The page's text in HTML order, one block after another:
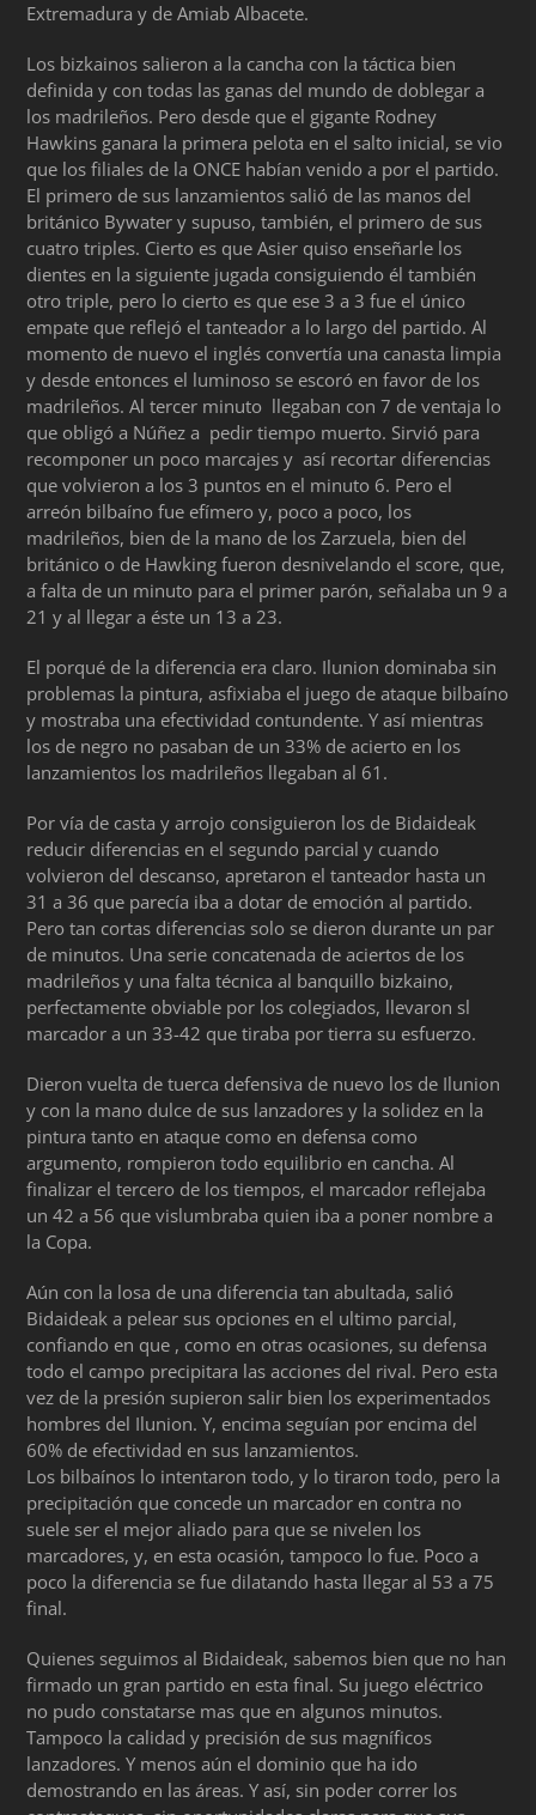
Extremadura y de Amiab Albacete.
Los bizkainos salieron a la cancha con la táctica bien
definida y con todas las ganas del mundo de doblegar a
los madrileños. Pero desde que el gigante Rodney
Hawkins ganara la primera pelota en el salto inicial, se vio
que los filiales de la ONCE habían venido a por el partido.
El primero de sus lanzamientos salió de las manos del
británico Bywater y supuso, también, el primero de sus
cuatro triples. Cierto es que Asier quiso enseñarle los
dientes en la siguiente jugada consiguiendo él también
otro triple, pero lo cierto es que ese 3 a 3 fue el único
empate que reflejó el tanteador a lo largo del partido. Al
momento de nuevo el inglés convertía una canasta limpia
y desde entonces el luminoso se escoró en favor de los
madrileños. Al tercer minuto llegaban con 7 de ventaja lo
que obligó a Núñez a pedir tiempo muerto. Sirvió para
recomponer un poco marcajes y así recortar diferencias
que volvieron a los 3 puntos en el minuto 6. Pero el
arreón bilbaíno fue efímero y, poco a poco, los
madrileños, bien de la mano de los Zarzuela, bien del
británico o de Hawking fueron desnivelando el score, que,
a falta de un minuto para el primer parón, señalaba un 9 a
21 y al llegar a éste un 13 a 23.
El porqué de la diferencia era claro. Ilunion dominaba sin
problemas la pintura, asfixiaba el juego de ataque bilbaíno
y mostraba una efectividad contundente. Y así mientras
los de negro no pasaban de un 33% de acierto en los
lanzamientos los madrileños llegaban al 61.
Por vía de casta y arrojo consiguieron los de Bidaideak
reducir diferencias en el segundo parcial y cuando
volvieron del descanso, apretaron el tanteador hasta un
31 a 36 que parecía iba a dotar de emoción al partido.
Pero tan cortas diferencias solo se dieron durante un par
de minutos. Una serie concatenada de aciertos de los
madrileños y una falta técnica al banquillo bizkaino,
perfectamente obviable por los colegiados, llevaron sl
marcador a un 33-42 que tiraba por tierra su esfuerzo.
Dieron vuelta de tuerca defensiva de nuevo los de Ilunion
y con la mano dulce de sus lanzadores y la solidez en la
pintura tanto en ataque como en defensa como
argumento, rompieron todo equilibrio en cancha. Al
finalizar el tercero de los tiempos, el marcador reflejaba
un 42 a 56 que vislumbraba quien iba a poner nombre a
la Copa.
Aún con la losa de una diferencia tan abultada, salió
Bidaideak a pelear sus opciones en el ultimo parcial,
confiando en que , como en otras ocasiones, su defensa
todo el campo precipitara las acciones del rival. Pero esta
vez de la presión supieron salir bien los experimentados
hombres del Ilunion. Y, encima seguían por encima del
60% de efectividad en sus lanzamientos.
Los bilbaínos lo intentaron todo, y lo tiraron todo, pero la
precipitación que concede un marcador en contra no
suele ser el mejor aliado para que se nivelen los
marcadores, y, en esta ocasión, tampoco lo fue. Poco a
poco la diferencia se fue dilatando hasta llegar al 53 a 75
final.
Quienes seguimos al Bidaideak, sabemos bien que no han
firmado un gran partido en esta final. Su juego eléctrico
no pudo constatarse mas que en algunos minutos.
Tampoco la calidad y precisión de sus magníficos
lanzadores. Y menos aún el dominio que ha ido
demostrando en las áreas. Y así, sin poder correr los